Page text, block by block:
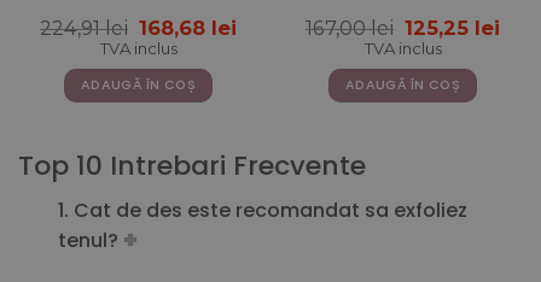
Siliciu 25 mg + Vitaminele
C, B5, B6, B12 si D3 – 20
Fiole
224,91lei Prețul
inițial
a
fost:
224,91 lei.
168,68 leiPrețul
TVA inclus
ADAUGĂ ÎN COȘ
167,00lei Prețul
inițial
a
fost:
167,00 lei.
125,25 lei
TVA inclus
ADAUGĂ ÎN COȘ
Top 10 Intrebari Frecvente
1. Cat de des este recomandat sa exfoliez
tenul?